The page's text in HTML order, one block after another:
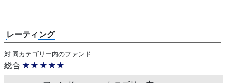
レーティング
対 同カテゴリー内のファンド
総合 ★★★★★